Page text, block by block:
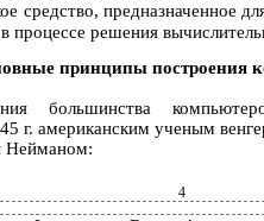
средство, предназначенное
процессе решения
принципы построения
большинства
г. американским ученым
Нейманом:
4